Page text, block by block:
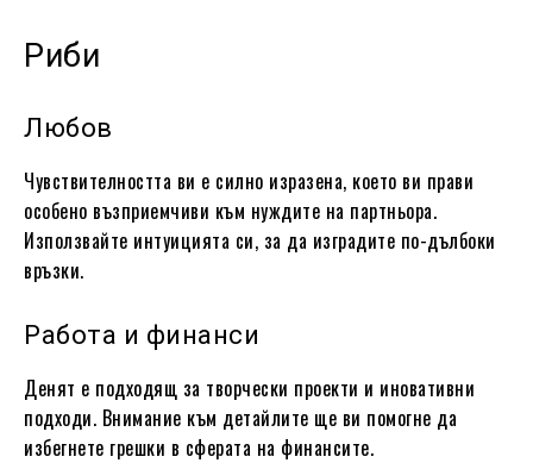
Риби
Любов
Чувствителността ви е силно изразена, което ви прави
особено възприемчиви към нуждите на партньора.
Използвайте интуицията си, за да изградите по-дълбоки
връзки.
Работа и финанси
Денят е подходящ за творчески проекти и иновативни
подходи. Внимание към детайлите ще ви помогне да
избегнете грешки в сферата на финансите.